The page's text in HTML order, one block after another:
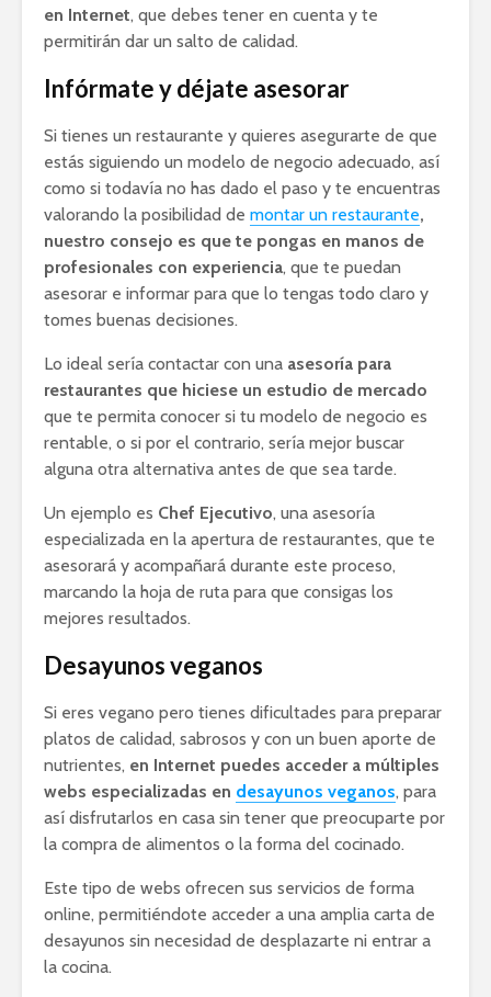
en Internet, que debes tener en cuenta y te
permitirán dar un salto de calidad.
Infórmate y déjate asesorar
Si tienes un restaurante y quieres asegurarte de que
estás siguiendo un modelo de negocio adecuado, así
como si todavía no has dado el paso y te encuentras
valorando la posibilidad de montar un restaurante,
nuestro consejo es que te pongas en manos de
profesionales con experiencia, que te puedan
asesorar e informar para que lo tengas todo claro y
tomes buenas decisiones.
Lo ideal sería contactar con una asesoría para
restaurantes que hiciese un estudio de mercado
que te permita conocer si tu modelo de negocio es
rentable, o si por el contrario, sería mejor buscar
alguna otra alternativa antes de que sea tarde.
Un ejemplo es Chef Ejecutivo, una asesoría
especializada en la apertura de restaurantes, que te
asesorará y acompañará durante este proceso,
marcando la hoja de ruta para que consigas los
mejores resultados.
Desayunos veganos
Si eres vegano pero tienes dificultades para preparar
platos de calidad, sabrosos y con un buen aporte de
nutrientes, en Internet puedes acceder a múltiples
webs especializadas en desayunos veganos, para
así disfrutarlos en casa sin tener que preocuparte por
la compra de alimentos o la forma del cocinado.
Este tipo de webs ofrecen sus servicios de forma
online, permitiéndote acceder a una amplia carta de
desayunos sin necesidad de desplazarte ni entrar a
la cocina.